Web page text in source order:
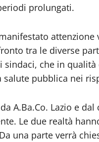
prolungati.
tra le diverse
che in
pubblica nei
A.Ba.Co. Lazio e
Le due realtà
una parte verrà